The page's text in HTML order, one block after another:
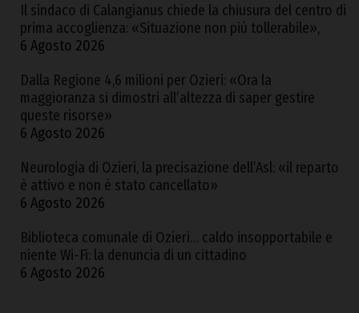
Il sindaco di Calangianus chiede la chiusura del centro di
prima accoglienza: «Situazione non più tollerabile»,
6 Agosto 2026
Dalla Regione 4,6 milioni per Ozieri: «Ora la
maggioranza si dimostri all’altezza di saper gestire
queste risorse»
6 Agosto 2026
Neurologia di Ozieri, la precisazione dell’Asl: «il reparto
è attivo e non è stato cancellato»
6 Agosto 2026
Biblioteca comunale di Ozieri… caldo insopportabile e
niente Wi-Fi: la denuncia di un cittadino
6 Agosto 2026